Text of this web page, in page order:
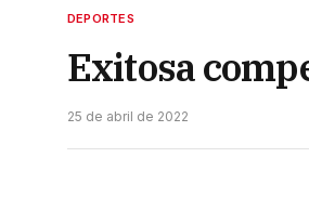
DEPORTES
Exitosa
25 de abril de 2022